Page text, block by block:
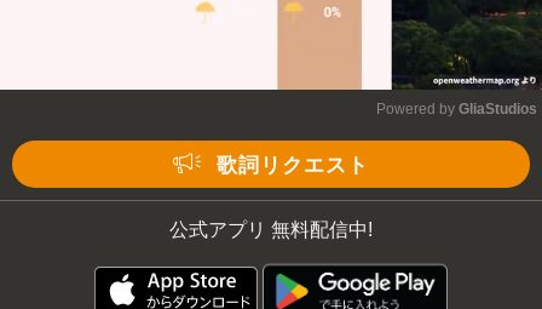
Powered by GliaStudios
歌詞リクエスト
公式アプリ 無料配信中!